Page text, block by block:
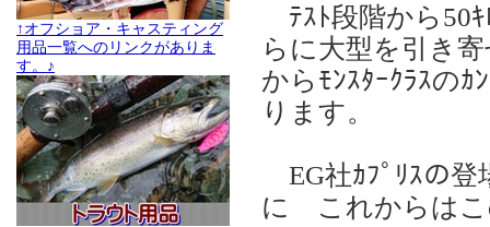
↑オフショア・キャスティング
用品一覧へのリンクがありま
す。♪
ﾃｽﾄ段階から50ｷ
らに大型を引き
からﾓﾝｽﾀｰｸﾗｽの
ります。
EG社ｶﾌﾟﾘｽの登
に これからはこ